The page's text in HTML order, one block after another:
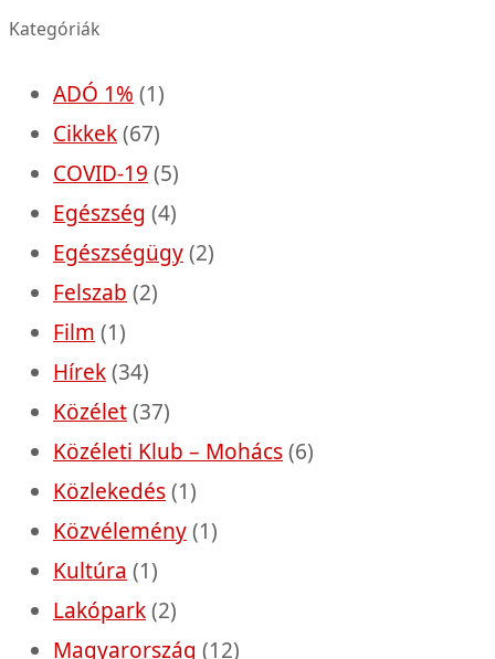
Kategóriák
ADÓ 1% (1)
Cikkek(67)
COVID-19 (5)
Egészség (4)
Egészségügy(2)
Felszab (2)
Film (1)
Hírek(34)
Közélet(37)
Közéleti Klub – Mohács(6)
Közlekedés(1)
Közvélemény(1)
Kultúra (1)
Lakópark(2)
Magyarország (12)